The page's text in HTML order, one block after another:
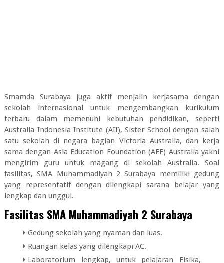
Smamda Surabaya juga aktif menjalin kerjasama dengan
sekolah internasional untuk mengembangkan kurikulum
terbaru dalam memenuhi kebutuhan pendidikan, seperti
Australia Indonesia Institute (AII), Sister School dengan salah
satu sekolah di negara bagian Victoria Australia, dan kerja
sama dengan Asia Education Foundation (AEF) Australia yakni
mengirim guru untuk magang di sekolah Australia. Soal
fasilitas, SMA Muhammadiyah 2 Surabaya memiliki gedung
yang representatif dengan dilengkapi sarana belajar yang
lengkap dan unggul.
Fasilitas SMA Muhammadiyah 2 Surabaya
Gedung sekolah yang nyaman dan luas.
Ruangan kelas yang dilengkapi AC.
Laboratorium lengkap, untuk pelajaran Fisika,